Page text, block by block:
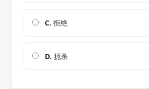
C. 拒绝
D. 扼杀